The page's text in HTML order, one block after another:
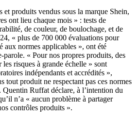
et produits vendus sous la marque Shein,
ont lieu chaque mois » : tests de
de couleur, de boulochage, et de
« plus de 700 000 évaluations pour
normes applicables », ont été
parole. « Pour nos propres produits, des
les risques à grande échelle » sont
indépendants et accrédités »,
tout produit ne respectant pas ces normes
Ruffat déclare, à l’intention du
n’a « aucun problème à partager
contrôles produits ».